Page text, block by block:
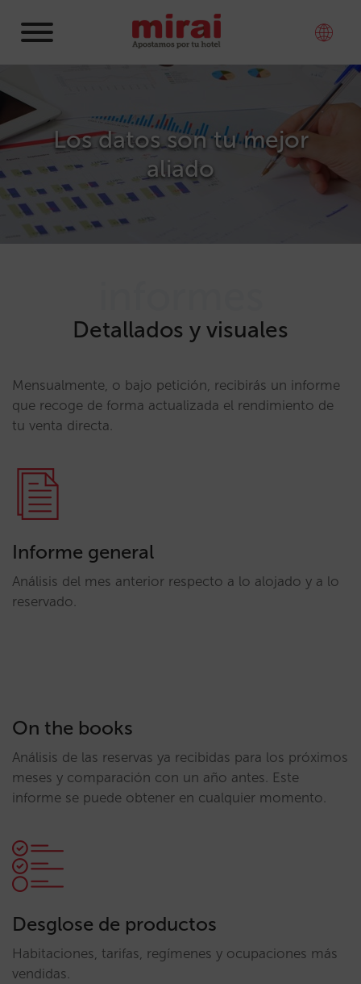
Los datos son tu mejor
aliado
Detallados y visuales
Mensualmente, o bajo petición, recibirás un informe
que recoge de forma actualizada el rendimiento de
tu venta directa.
Informe general
Análisis del mes anterior respecto a lo alojado y a lo
reservado.
On the books
Análisis de las reservas ya recibidas para los próximos
meses y comparación con un año antes. Este
informe se puede obtener en cualquier momento.
Desglose de productos
Habitaciones, tarifas, regímenes y ocupaciones más
vendidas.